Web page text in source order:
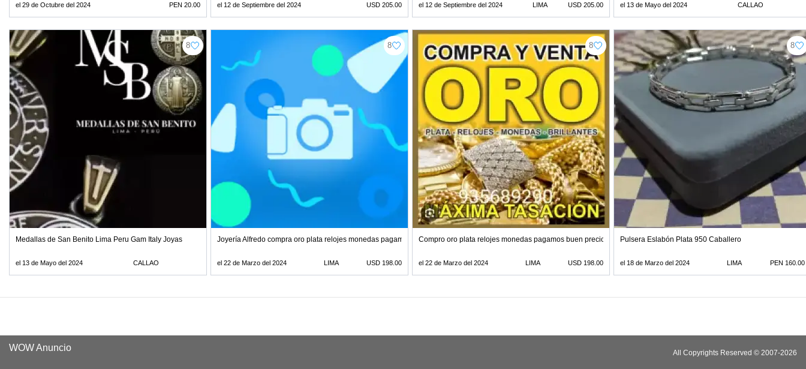
el 29 de Octubre del 2024 PEN 20.00 el 12 de Septiembre del 2024 USD 205.00 el 12 de Septiembre del 2024 LIMA USD 205.00 el 13 de Mayo del 2024 CALLAO
8
Medallas de San Benito Lima Peru Gam Italy Joyas
el 13 de Mayo del 2024 CALLAO
8
Joyería Alfredo compra oro plata relojes monedas pagamos buen precio por gramo 935689290
el 22 de Marzo del 2024 LIMA USD 198.00
8
Compro oro plata relojes monedas pagamos buen precio por gramo 935689290
el 22 de Marzo del 2024 LIMA USD 198.00
8
Pulsera Eslabón Plata 950 Caballero
el 18 de Marzo del 2024 LIMA PEN 160.00
WOW Anuncio All Copyrights Reserved © 2007-2026